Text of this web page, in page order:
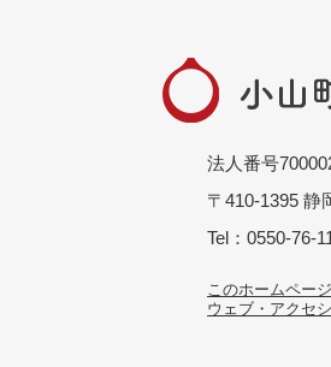
法人番号
〒410-1395 静
Tel：0550-76-
このホームペー
ウェブ・アクセ